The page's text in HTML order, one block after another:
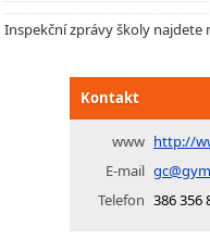
Inspekční zprávy školy najdete
Kontakt
www http://
E-mail
Telefon 386 356